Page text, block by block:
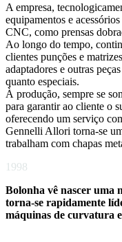
A empresa,
equipamentos e
CNC, como prensas
Ao longo do tempo,
clientes punções e
adaptadores e outras
quanto especiais.
À produção, sempre se
para garantir ao cliente o
oferecendo um serviço
Gennelli Allori torna-se
trabalham com chapas
1998
Bolonha vê nascer uma
torna-se rapidamente
máquinas de curvatura